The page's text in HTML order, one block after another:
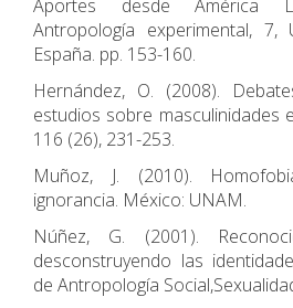
Aportes desde América
Antropología experimental, 7,
España. pp. 153-160.
Hernández, O. (2008).
estudios sobre masculinidades
116 (26), 231-253.
Muñoz, J. (2010).
ignorancia. México: UNAM.
Núñez, G. (2001).
desconstruyendo las
de Antropología